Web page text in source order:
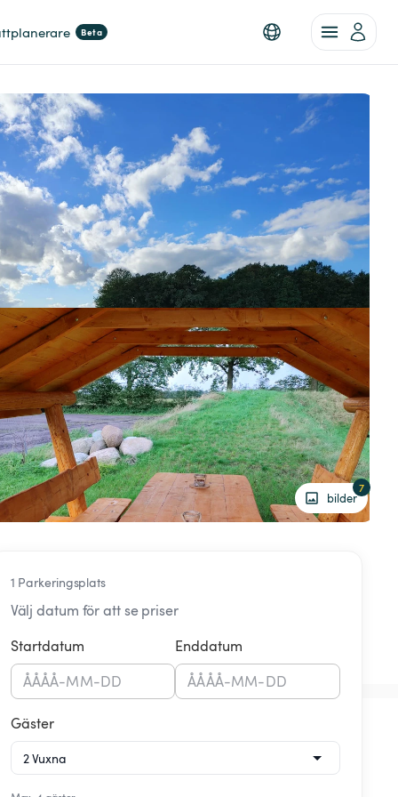
Beta
bilder
7
1 Parkeringsplats
Välj datum för att se priser
Startdatum
ÅÅÅÅ-MM-DD
Enddatum
ÅÅÅÅ-MM-DD
Gäster